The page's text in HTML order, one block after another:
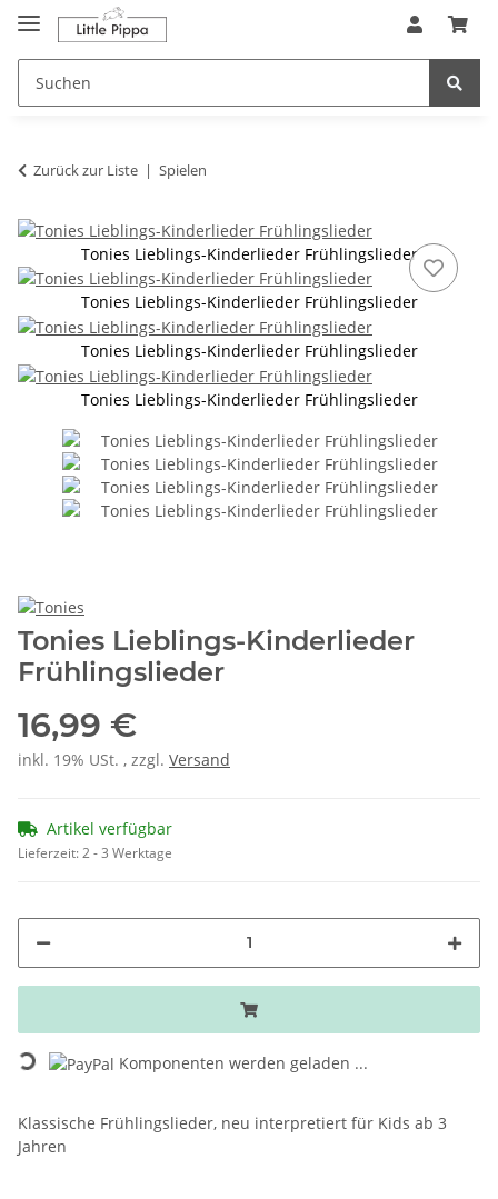
Zum Hauptinhalt springen
springen
Zurück zur Liste Spielen
Tonies Lieblings-Kinderlieder Frühlingslieder
Tonies Lieblings-Kinderlieder Frühlingslieder
Tonies Lieblings-Kinderlieder Frühlingslieder
Tonies Lieblings-Kinderlieder Frühlingslieder
Tonies Lieblings-Kinderlieder
Frühlingslieder
16,99 €
inkl. 19% USt. , zzgl. Versand
Artikel verfügbar
Lieferzeit:2 - 3 Werktage
Loading... Komponenten werden geladen ...
Klassische Frühlingslieder, neu interpretiert für Kids ab 3
Jahren